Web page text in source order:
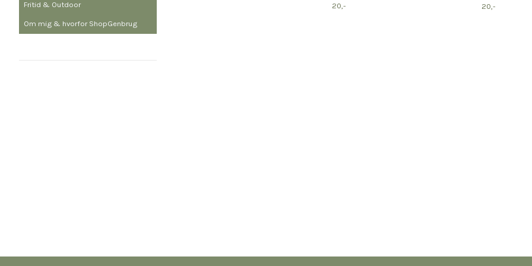
Fritid & Outdoor
Om mig & hvorfor ShopGenbrug
20,-
20,-